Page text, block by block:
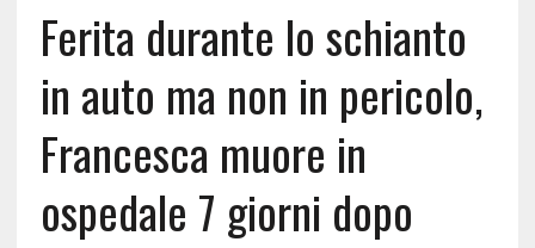
Ferita durante lo schianto
in auto ma non in pericolo,
Francesca muore in
ospedale 7 giorni dopo